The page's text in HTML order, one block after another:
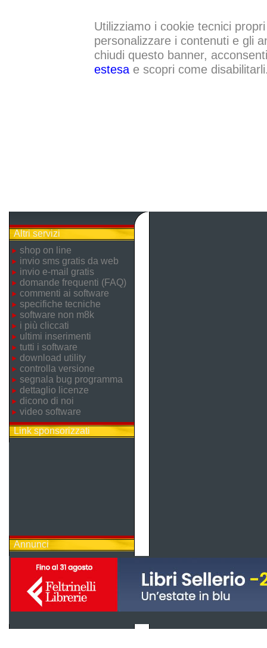
Utilizziamo i cookie tecnici
personalizzare i contenuti e gli
chiudi questo banner,
estesae scopri come
Altri servizi
shop on line
invio sms gratis da web
invio e-mail gratis
domande frequenti (FAQ)
commenti ai software
specifiche tecniche
software non m8k
i più cliccati
ultimi inserimenti
tutti i software
download utility
controlla versione
segnala bug programma
dettaglio licenze
dicono di noi
video software
Link sponsorizzati
Annunci